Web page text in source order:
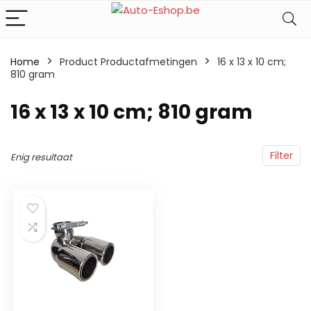
Home Product Productafmetingen
‎16 x 13 x 10 cm;
810 gram
‎16 x 13 x 10 cm; 810 gram
Filter
Enig resultaat